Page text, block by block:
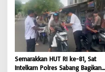
Semarakkan HUT RI ke-81, Sat
Intelkam Polres Sabang Bagikan